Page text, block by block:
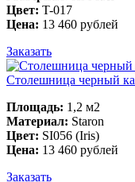
Цвет: T-017
Цена: 13 460 рублей
Заказать
Столешница черный
Площадь: 1,2 м2
Материал: Staron
Цвет: SI056 (Iris)
Цена: 13 460 рублей
Заказать